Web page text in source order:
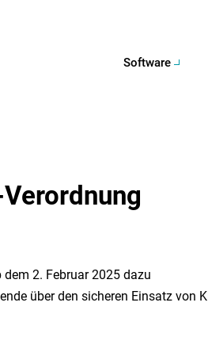
Software
2. Februar 2025 dazu
über den sicheren Einsatz von KI